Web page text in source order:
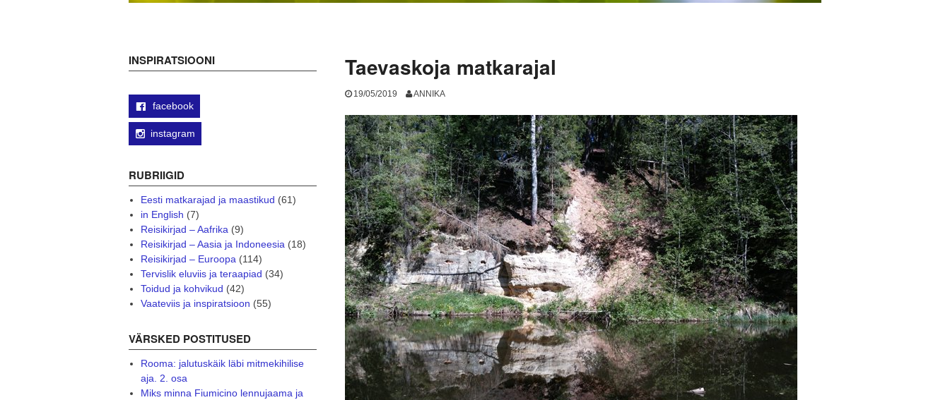
Taevaskoja matkarajal
19/05/2019 ANNIKA
INSPIRATSIOONI
facebook
instagram
RUBRIIGID
Eesti matkarajad ja maastikud (61)
in English (7)
Reisikirjad – Aafrika(9)
Reisikirjad – Aasia ja Indoneesia(18)
Reisikirjad – Euroopa(114)
Tervislik eluviis ja teraapiad (34)
Toidud ja kohvikud (42)
Vaateviis ja inspiratsioon (55)
VÄRSKED POSTITUSED
Rooma: jalutuskäik läbi mitmekihilise
aja. 2. osa
Miks minna Fiumicino lennujaama ja